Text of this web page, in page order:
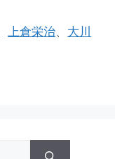
上倉栄治、 大川